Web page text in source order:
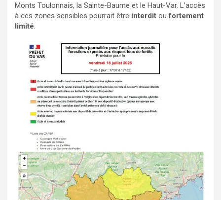
Monts Toulonnais, la Sainte-Baume et le Haut-Var. L’accès
à ces zones sensibles pourrait être interdit oufortement
limité.